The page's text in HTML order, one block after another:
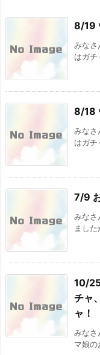
8/19
みなさ
はガ
8/18
みなさ
はガ
7/9
みなさ
まし
10/
チャ
ャ！
みなさ
マ娘